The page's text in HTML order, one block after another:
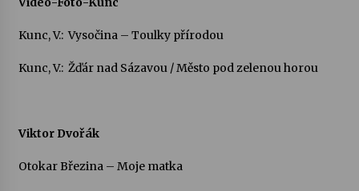
Kunc, V.: Vysočina – Toulky přírodou
Kunc, V.: Žďár nad Sázavou / Město pod zelenou horou
Viktor Dvořák
Otokar Březina – Moje matka